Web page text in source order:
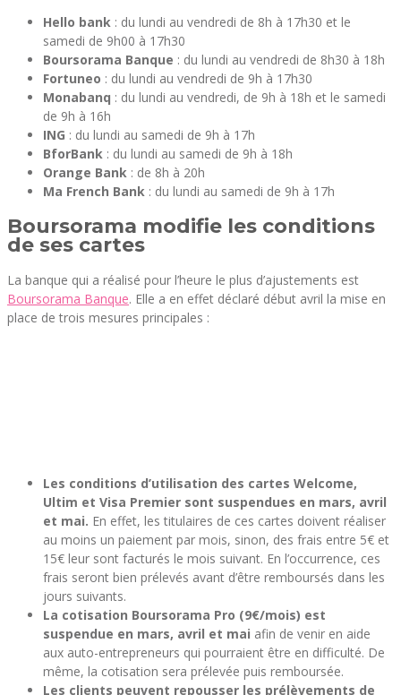
Hello bank : du lundi au vendredi de 8h à 17h30 et le
samedi de 9h00 à 17h30
Boursorama Banque : du lundi au vendredi de 8h30 à 18h
Fortuneo : du lundi au vendredi de 9h à 17h30
Monabanq : du lundi au vendredi, de 9h à 18h et le samedi
de 9h à 16h
ING : du lundi au samedi de 9h à 17h
BforBank : du lundi au samedi de 9h à 18h
Orange Bank : de 8h à 20h
Ma French Bank : du lundi au samedi de 9h à 17h
Boursorama modifie les conditions
de ses cartes
La banque qui a réalisé pour l’heure le plus d’ajustements est
Boursorama Banque. Elle a en effet déclaré début avril la mise en
place de trois mesures principales :
Les conditions d’utilisation des cartes Welcome,
Ultim et Visa Premier sont suspendues en mars, avril
et mai. En effet, les titulaires de ces cartes doivent réaliser
au moins un paiement par mois, sinon, des frais entre 5€ et
15€ leur sont facturés le mois suivant. En l’occurrence, ces
frais seront bien prélevés avant d’être remboursés dans les
jours suivants.
La cotisation Boursorama Pro (9€/mois) est
suspendue en mars, avril et mai afin de venir en aide
aux auto-entrepreneurs qui pourraient être en difficulté. De
même, la cotisation sera prélevée puis remboursée.
Les clients peuvent repousser les prélèvements de